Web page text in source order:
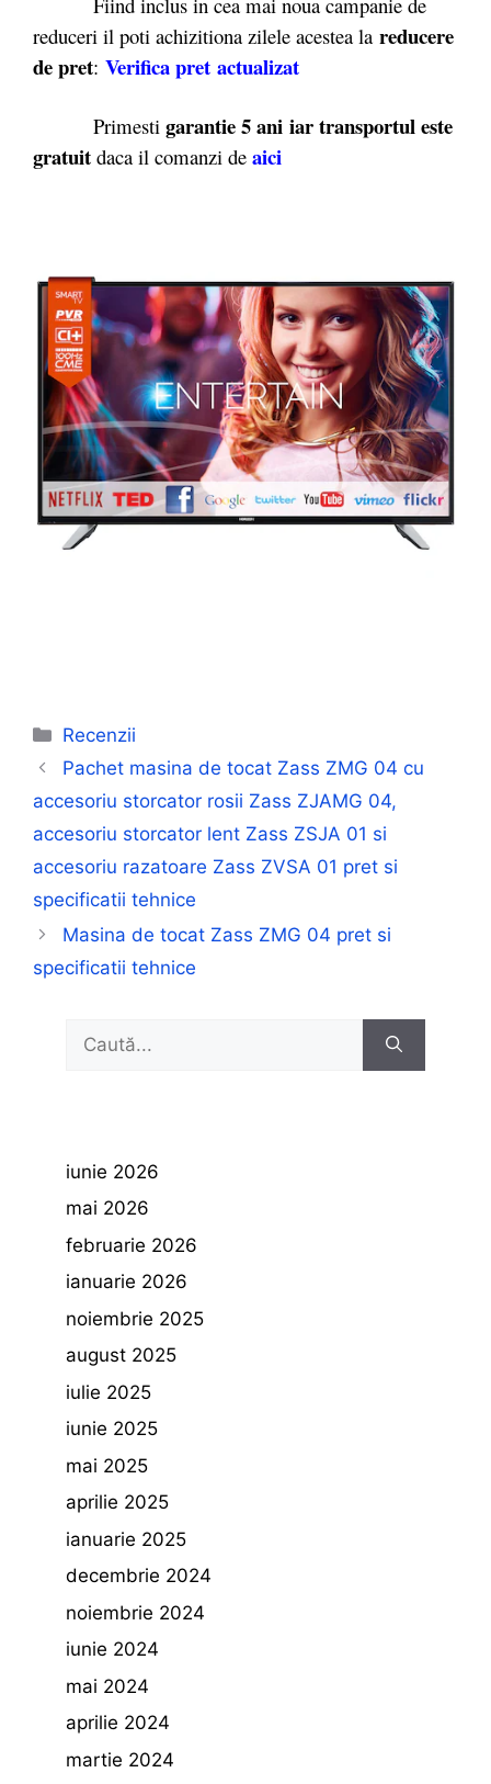
reduceri il poti achizitiona zilele acestea la reducere
de pret: Verifica pret actualizat
Primesti garantie 5 ani iar transportul este
gratuit daca il comanzi de aici
Categorii
Recenzii
Pachet masina de tocat Zass ZMG 04 cu
accesoriu storcator rosii Zass ZJAMG 04,
accesoriu storcator lent Zass ZSJA 01 si
accesoriu razatoare Zass ZVSA 01 pret si
specificatii tehnice
Masina de tocat Zass ZMG 04 pret si
specificatii tehnice
după:
iunie 2026
mai 2026
februarie 2026
ianuarie 2026
noiembrie 2025
august 2025
iulie 2025
iunie 2025
mai 2025
aprilie 2025
ianuarie 2025
decembrie 2024
noiembrie 2024
iunie 2024
mai 2024
aprilie 2024
martie 2024